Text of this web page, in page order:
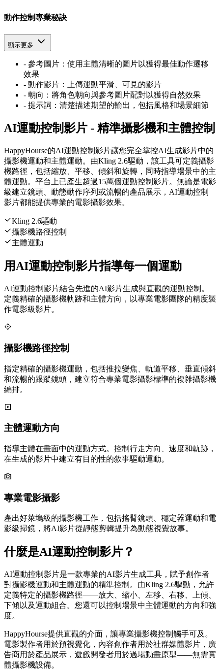
動作控制專業秘訣
顯示更多
- 參考圖片：使用主體清晰的圖片以獲得最佳動作遷移
效果
- 動作影片：上傳運動平滑、可見的影片
- 朝向：將角色朝向與參考圖片配對以獲得自然效果
- 提示詞：清楚描述期望的輸出，包括風格和場景細節
AI運動控制影片 - 精準攝影機和主體控制
HappyHourse的AI運動控制影片讓您完全掌控AI生成影片中的
攝影機運動和主體運動。由Kling 2.6驅動，該工具可定義攝影
機路徑，包括縮放、平移、傾斜和旋轉，同時指導場景中的主
體運動。平台上已產生超過15萬個運動控制影片。無論是電影
級建立鏡頭、動態動作序列或流暢的產品展示，AI運動控制
影片都能提供專業的電影攝影效果。
Kling 2.6驅動
攝影機路徑控制
主體運動
用AI運動控制影片指導每一個運動
AI運動控制影片結合先進的AI影片生成與直觀的運動控制。
定義精確的攝影機軌跡和主體方向，以專業電影團隊的精度製
作電影級影片。
攝影機路徑控制
指定精確的攝影機運動，包括推拉變焦、軌道平移、垂直傾斜
和流暢的跟蹤鏡頭，建立符合專業電影攝影標準的複雜攝影機
編排。
主體運動方向
指導主體在畫面中的運動方式。控制行走方向、速度和軌跡，
在生成的影片中建立有目的性的敘事驅動運動。
專業電影攝影
產出好萊塢級的攝影機工作，包括搖臂鏡頭、穩定器運動和電
影級掃鏡，將AI影片從靜態剪輯提升為動態視覺故事。
什麼是AI運動控制影片？
AI運動控制影片是一款專業的AI影片生成工具，賦予創作者
對攝影機運動和主體運動的精準控制。由Kling 2.6驅動，允許
定義特定的攝影機路徑——放大、縮小、左移、右移、上傾、
下傾以及運動組合。您還可以控制場景中主體運動的方向和強
度。
HappyHourse提供直觀的介面，讓專業攝影機控制觸手可及。
電影製作者用於預視覺化，內容創作者用於社群媒體影片，廣
告商用於產品展示，遊戲開發者用於過場動畫原型——無需實
體攝影機設備。